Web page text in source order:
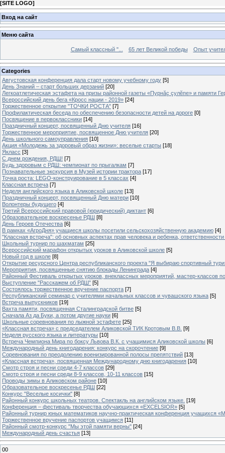
[SITE LOGO]
Вход на сайт
Меню сайта
Самый классный "... 65 лет Великой победы Опыт
Categories
Августовская конференция дала старт новому учебному году [5]
День Знаний – старт больших дерзаний [20]
Легкоатлетическая эстафета на призы районной газеты «Пурнăç çулĕпе» и памяти
Всероссийский день бега «Кросс нации - 2019» [24]
Торжественное открытие "ТОЧКИ РОСТА" [7]
Профилактическая беседа по обеспечению безопасности детей на дороге [0]
Посвящение в первоклассники [14]
Праздничный концерт, посвященный Дню учителя [16]
Торжественное мероприятие, посвященное Дню учителя [20]
День школьного самоуправления [10]
Акция «Молодежь за здоровый образ жизни»: веселые старты [18]
Якласс [3]
С днем рождения, РДШ! [7]
Будь здоровым с РДШ: чемпионат по прыгалкам [7]
Познавательные экскурсия в Музей истории трактора [17]
Точка роста: LEGO-конструирование в 5 классах [4]
Классная встреча [7]
Неделя английского языка в Аликовской школе [13]
Праздничный концерт, посвященный Дню матери [10]
Волонтеры будущего [4]
Третий Всероссийский правовой (юридический) диктант [6]
Образовательное воскресенье РДШ [8]
День Героев Отечества [6]
В рамках «АгроДня» учащиеся школы посетили сельскохозяйственную академию [4]
"Классная встреча": об основных аспектах прав человека и ребенка,
Школьный турнир по шахматам [25]
Всероссийский марафон открытых уроков в Аликовской школе [5]
Новый год в школе [8]
Открытие ресурсного Центра республиканского проекта "Я выбираю спортивный
Мероприятия, посвященные снятию блокады Ленинграда [4]
Районный Фестиваль открытых уроков, внеклассных мероприятий, мастер-классов
Выступление "Расскажем об РДШ" [5]
Состоялось торжественное вручение паспорта [7]
Республиканский семинар с учителями начальных классов и чувашского языка [5]
Встреча выпускников [19]
Вахта памяти, посвященная Сталинградской битве [5]
Сначала Аз да Буки, а потом другие науки [6]
Школьные соревнования по лыжной эстафете [25]
«Классная встреча» с председателем Аликовской ТИК Кротовым В.В. [9]
Неделя русского языка и литературы [10]
Встреча Чемпиона Мира по боксу Львова В.К. с учащимися Аликовской школы [6]
Международный день книгодарения: конкурс на скорочтение [9]
Cоревнования по преодолению военизированной полосы препятствий [13]
«Классная встреча», посвященная Международному дню книгодарения [10]
Смотр строя и песни среди 4-7 классов [29]
Смотр строя и песни среди 8-9 классов, 10-11 классов [15]
Проводы зимы в Аликовском районе [10]
Образовательное воскресенье РДШ [22]
Конкурс "Веселые косички" [8]
Районный конкурс школьных театров. Спектакль на английском языке. [19]
Конференция – фестиваль творчества обучающихся «EXCELSIOR» [5]
Районный турнир юных математиков научно-практическая конференция учащихся
Торжественное вручение паспортов учащимся [11]
Районный смотр-конкурс "Мы этой памяти верны" [24]
Международный день счастья [13]
00